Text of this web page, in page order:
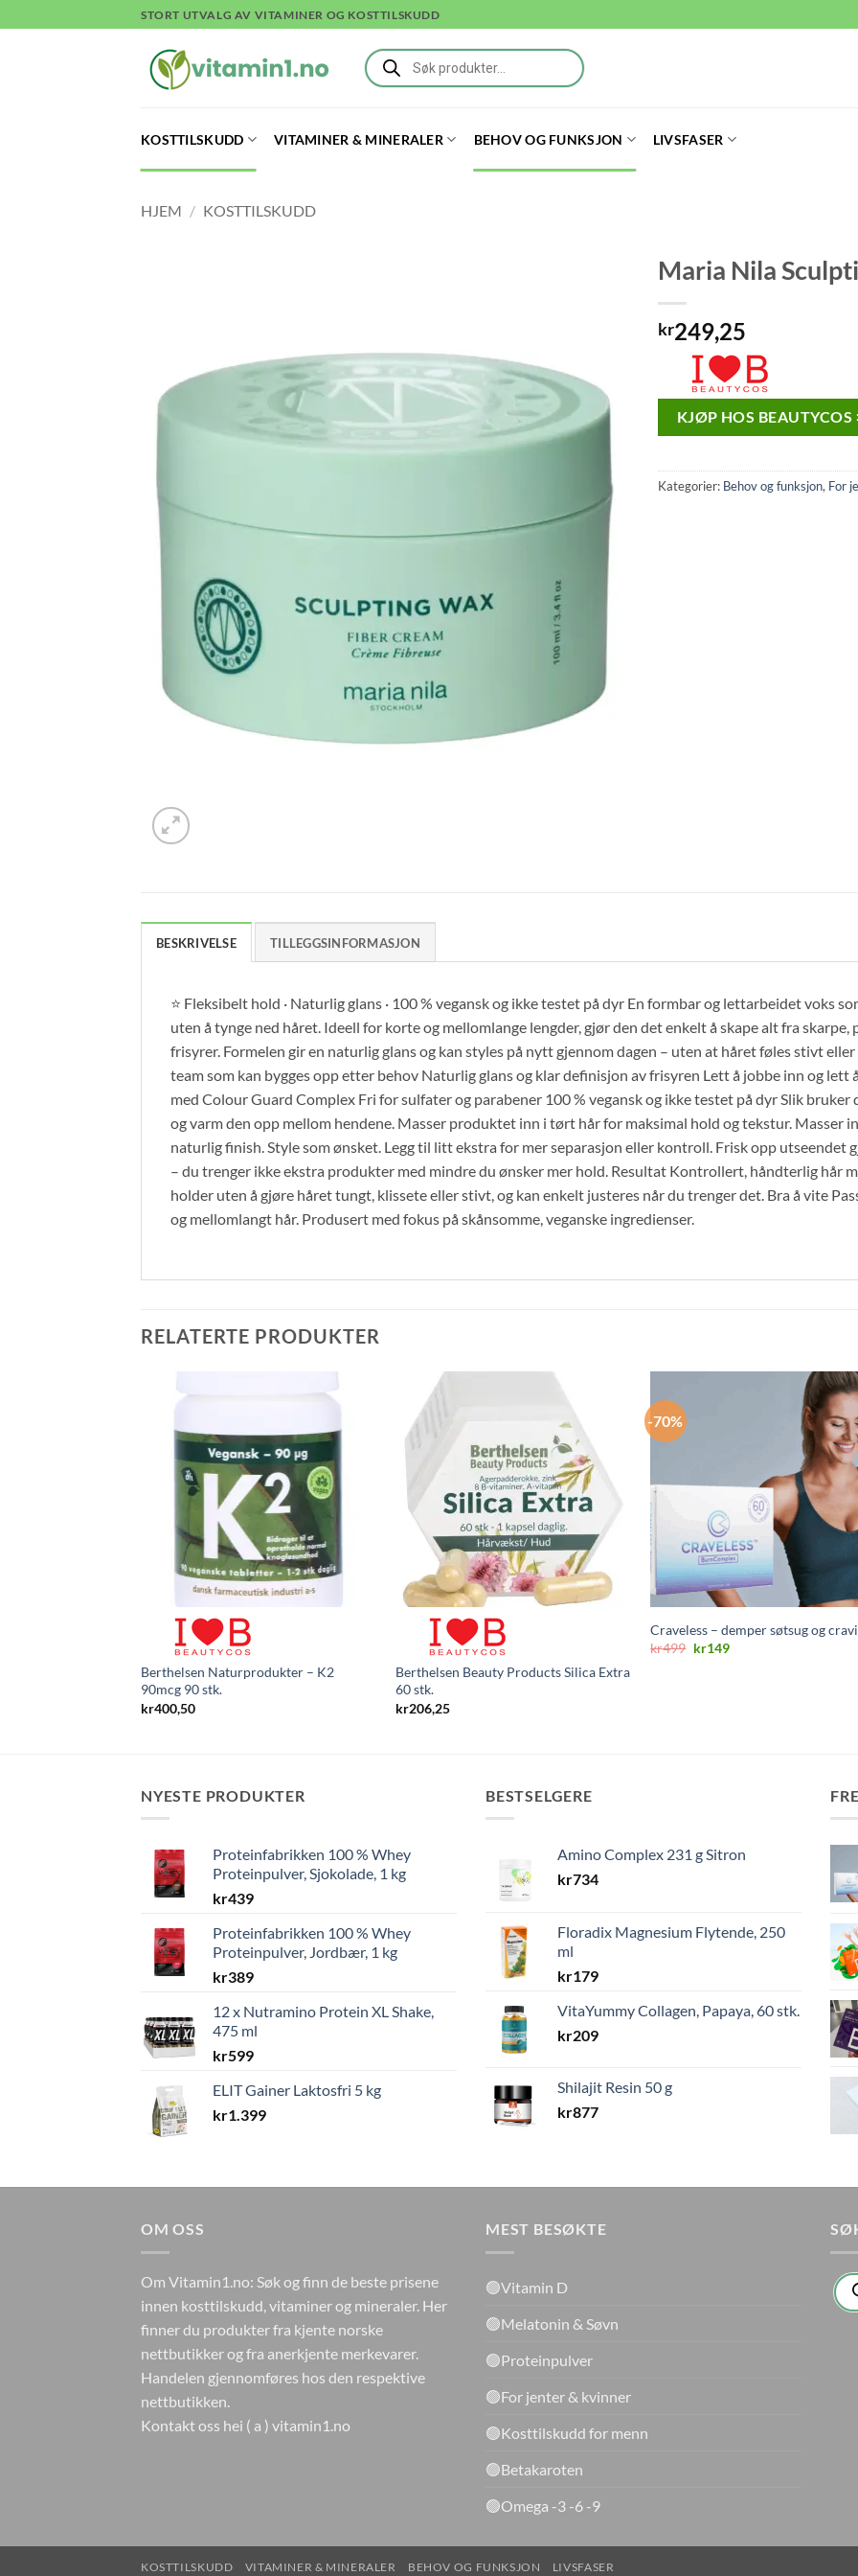
to
STORT UTVALG AV VITAMINER OG KOSTTILSKUDD
Products
search
KOSTTILSKUDD VITAMINER & MINERALER BEHOV OG FUNKSJON LIVSFASER
HJEM / KOSTTILSKUDD
Maria Nila
kr249,25
KJØP HOS BEAUTYCOS
Kategorier: Behov og funksjon, For
BESKRIVELSE TILLEGGSINFORMASJON
⭐ Fleksibelt hold · Naturlig glans · 100 % vegansk og ikke testet på dyr En formbar og lettarbeidet voks
uten å tynge ned håret. Ideell for korte og mellomlange lengder, gjør den det enkelt å skape alt fra
frisyrer. Formelen gir en naturlig glans og kan styles på nytt gjennom dagen – uten at håret føles stivt
team som kan bygges opp etter behov Naturlig glans og klar definisjon av frisyren Lett å jobbe inn og lett
med Colour Guard Complex Fri for sulfater og parabener 100 % vegansk og ikke testet på dyr Slik
og varm den opp mellom hendene. Masser produktet inn i tørt hår for maksimal hold og tekstur. Masser
naturlig finish. Style som ønsket. Legg til litt ekstra for mer separasjon eller kontroll. Frisk opp utseendet
– du trenger ikke ekstra produkter med mindre du ønsker mer hold. Resultat Kontrollert, håndterlig hår
holder uten å gjøre håret tungt, klissete eller stivt, og kan enkelt justeres når du trenger det. Bra å vite
og mellomlangt hår. Produsert med fokus på skånsomme, veganske ingredienser.
RELATERTE PRODUKTER
Berthelsen Naturprodukter – K2
90mcg 90 stk.
kr400,50
Berthelsen Beauty Products Silica Extra
60 stk.
kr206,25
-70%
Craveless – demper søtsug og
kr499 Opprinnelig
kr149Nåværende
NYESTE PRODUKTER
Proteinfabrikken 100 % Whey
Proteinpulver, Sjokolade, 1 kg
kr439
Proteinfabrikken 100 % Whey
Proteinpulver, Jordbær, 1 kg
kr389
12 x Nutramino Protein XL Shake,
475 ml
kr599
ELIT Gainer Laktosfri 5 kg
kr1.399
BESTSELGERE
Amino Complex 231 g Sitron
kr734
Floradix Magnesium Flytende, 250
ml
kr179
VitaYummy Collagen, Papaya, 60 stk.
kr209
Shilajit Resin 50 g
kr877
OM OSS
Om Vitamin1.no: Søk og finn de beste prisene
innen kosttilskudd, vitaminer og mineraler. Her
finner du produkter fra kjente norske
nettbutikker og fra anerkjente merkevarer.
Handelen gjennomføres hos den respektive
nettbutikken.
Kontakt oss hei ( a ) vitamin1.no
MEST BESØKTE
🟢Vitamin D
🟢Melatonin & Søvn
🟢Proteinpulver
🟢For jenter & kvinner
🟢Kosttilskudd for menn
🟢Betakaroten
🟢Omega -3 -6 -9
KOSTTILSKUDD VITAMINER & MINERALER BEHOV OG FUNKSJON LIVSFASER